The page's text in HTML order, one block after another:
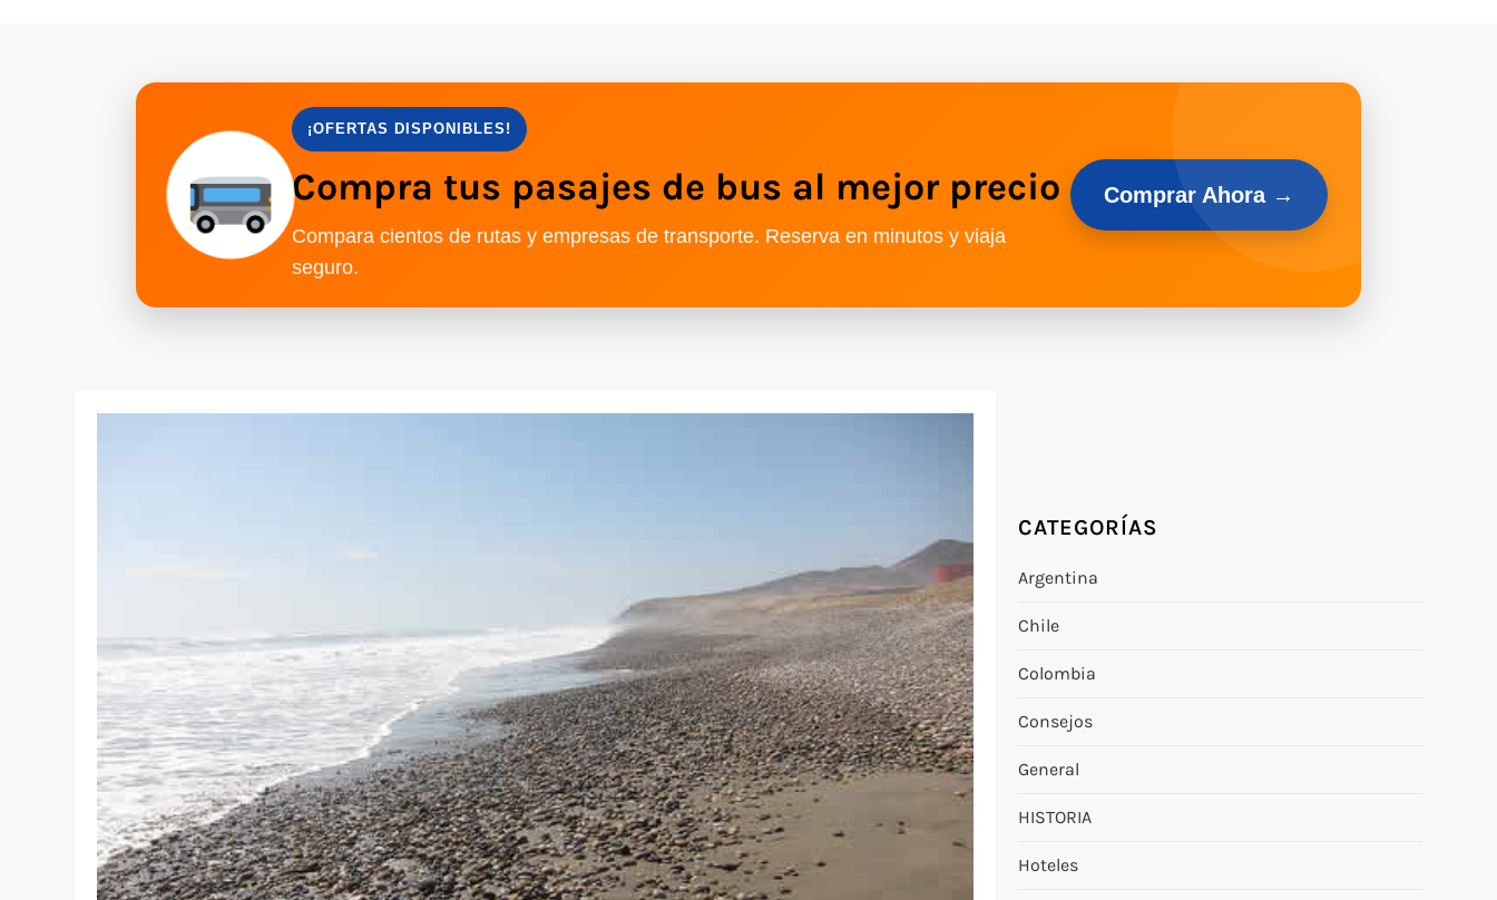
¡OFERTAS DISPONIBLES!
Compra tus pasajes de bus al mejor precio
Compara cientos de rutas y empresas de transporte. Reserva en minutos y viaja
seguro.
Comprar Ahora →
CATEGORÍAS
Argentina
Chile
Colombia
Consejos
General
HISTORIA
Hoteles